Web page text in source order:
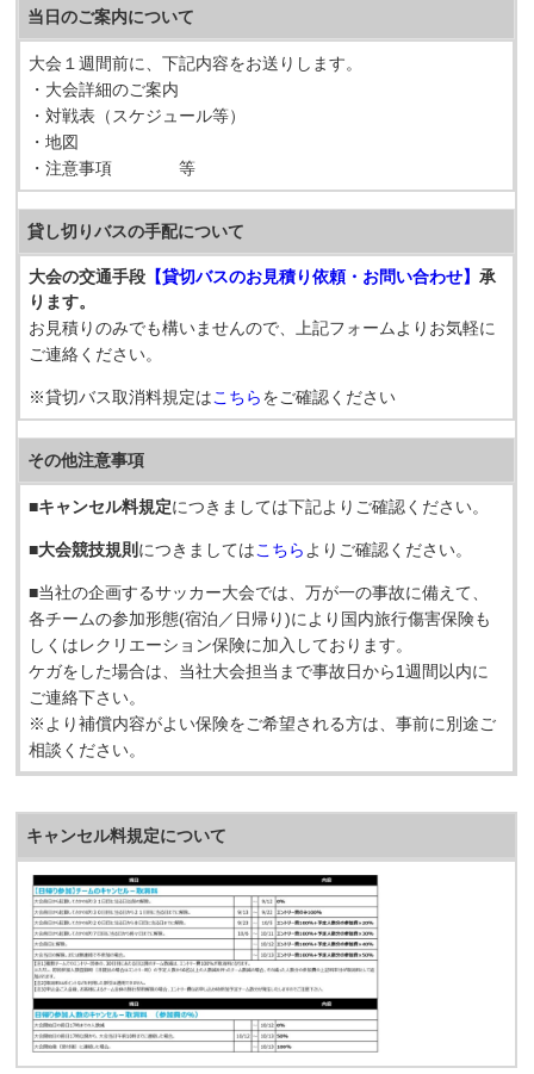
当日のご案内について
大会１週間前に、下記内容をお送りします。
・大会詳細のご案内
・対戦表（スケジュール等）
・地図
・注意事項 等
貸し切りバスの手配について
大会の交通手段 【貸切バスのお見積り依頼・お問い合わせ】承
ります。
お見積りのみでも構いませんので、上記フォームよりお気軽に
ご連絡ください。
※貸切バス取消料規定はこちらをご確認ください
その他注意事項
■キャンセル料規定につきましては下記よりご確認ください。
■大会競技規則 につきましてはこちら よりご確認ください。
■当社の企画するサッカー大会では、万が一の事故に備えて、
各チームの参加形態(宿泊／日帰り)により国内旅行傷害保険も
しくはレクリエーション保険に加入しております。
ケガをした場合は、当社大会担当まで事故日から1週間以内に
ご連絡下さい。
※より補償内容がよい保険をご希望される方は、事前に別途ご
相談ください。
キャンセル料規定について